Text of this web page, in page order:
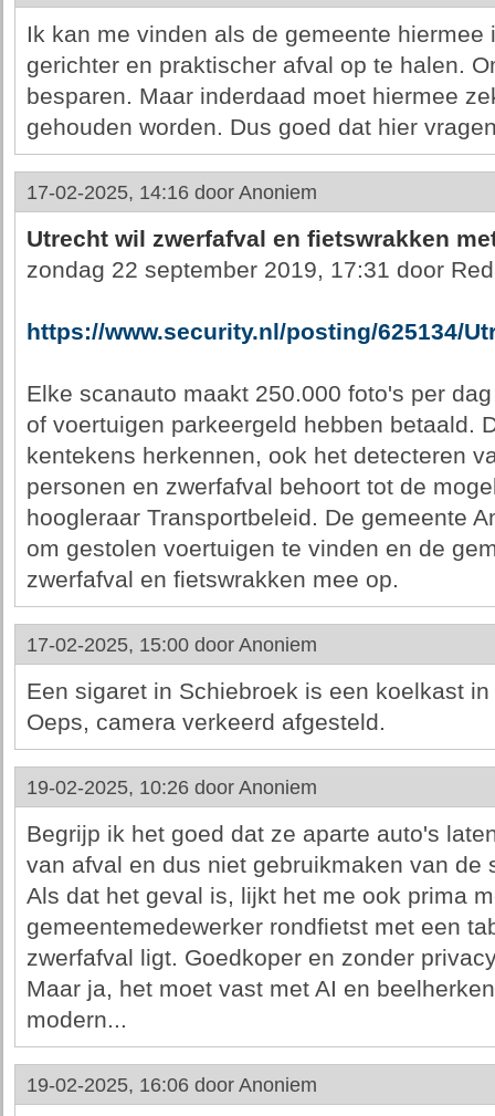
Ik kan me vinden als de gemeente hiermee
gerichter en praktischer afval op te halen.
besparen. Maar inderdaad moet hiermee
gehouden worden. Dus goed dat hier
17-02-2025, 14:16 door Anoniem
Utrecht wil zwerfafval en fietswrakken
zondag 22 september 2019, 17:31 door
https://www.security.nl/posting/625134/
Elke scanauto maakt 250.000 foto's per
of voertuigen parkeergeld hebben betaald.
kentekens herkennen, ook het detecteren
personen en zwerfafval behoort tot de
hoogleraar Transportbeleid. De gemeente
om gestolen voertuigen te vinden en de
zwerfafval en fietswrakken mee op.
17-02-2025, 15:00 door Anoniem
Een sigaret in Schiebroek is een koelkast
Oeps, camera verkeerd afgesteld.
19-02-2025, 10:26 door Anoniem
Begrijp ik het goed dat ze aparte auto's
van afval en dus niet gebruikmaken van de
Als dat het geval is, lijkt het me ook prima
gemeentemedewerker rondfietst met een
zwerfafval ligt. Goedkoper en zonder
Maar ja, het moet vast met AI en
modern...
19-02-2025, 16:06 door Anoniem